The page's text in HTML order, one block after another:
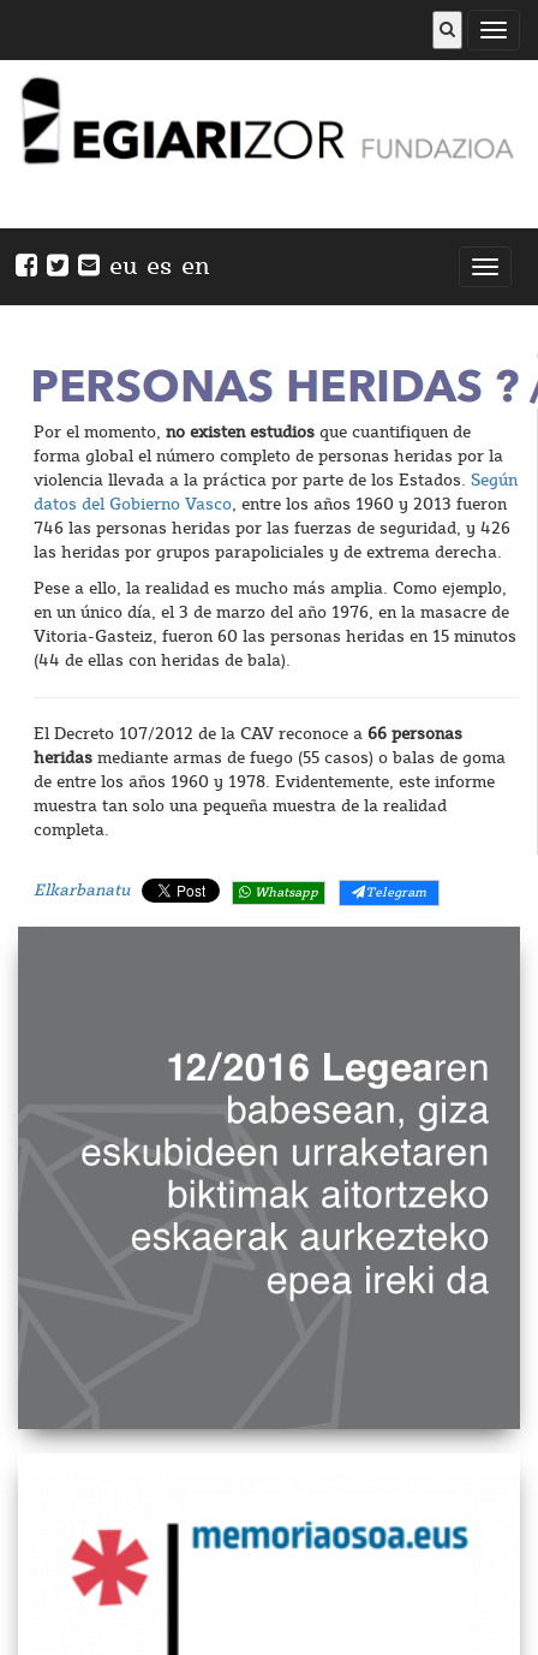
Abrir
menú
eu es en
Por el momento, no existen estudios que cuantifiquen de
forma global el número completo de personas heridas por la
violencia llevada a la práctica por parte de los Estados. Según
datos del Gobierno Vasco, entre los años 1960 y 2013 fueron
746 las personas heridas por las fuerzas de seguridad, y 426
las heridas por grupos parapoliciales y de extrema derecha.
Pese a ello, la realidad es mucho más amplia. Como ejemplo,
en un único día, el 3 de marzo del año 1976, en la masacre de
Vitoria-Gasteiz, fueron 60 las personas heridas en 15 minutos
(44 de ellas con heridas de bala).
El Decreto 107/2012 de la CAV reconoce a 66 personas
heridas mediante armas de fuego (55 casos) o balas de goma
de entre los años 1960 y 1978. Evidentemente, este informe
muestra tan solo una pequeña muestra de la realidad
completa.
Elkarbanatu Whatsapp Telegram